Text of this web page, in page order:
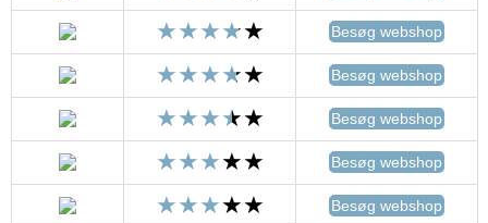
Besøg webshop
Besøg webshop
Besøg webshop
Besøg webshop
Besøg webshop